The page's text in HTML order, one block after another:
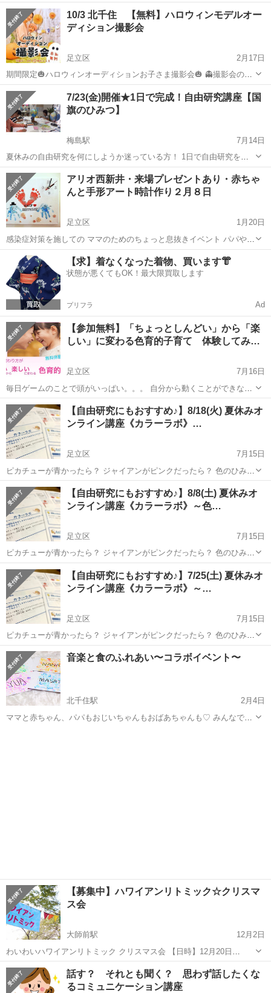
か？ しかも、子どもに限らず実は 大人になったあなたも、 あるんじ
ゃないでしょうか？ この感覚過敏、 別にあることが悪い訳でも ない
ことが良...
東京 足立区 育児 子ども
10/3 北千住 【無料】ハロウィンモデルオー
ディション撮影会
足立区
2月17日
期間限定🎃ハロウィンオーディションお子さま撮影会🎃 👻撮影会の特
徴 ✅オーディションも兼ねた無料の撮影会✨ ✅グランプリはFammの
広告モデルとして映画館CMデビュー！👑 ✅撮影した写真データも約
10枚無料でもら...
東京 育児 撮影会
7/23(金)開催★1日で完成！自由研究講座【国
旗のひみつ】
梅島駅
7月14日
夏休みの自由研究を何にしようか迷っている方！ 1日で自由研究を終
わらせたい方 90分で 世界を身近に感じ国旗博士になれる 色の広が
り・世界の広がり 『国旗のひみつ』 自由研究講座を開催...
東京 足立区 梅島駅 育児 自由研究
アリオ西新井・来場プレゼントあり・赤ちゃ
んと手形アート時計作り２月８日
足立区
1月20日
感染症対策を施しての ママのためのちょっと息抜きイベント パパやお
じいちゃま等への バレンタインのプレゼントとしても 大変よろこばれ
ます ママハピEXPO アリオ西新井 ２月８日（月） イベント開...
東京 育児 アート
【求】着なくなった着物、買います👘
状態が悪くてもOK！最大限買取します
プリフラ Ad
【参加無料】「ちょっとしんどい」から「楽
しい」に変わる色育的子育て 体験してみ…
足立区
7月16日
毎日ゲームのことで頭がいっぱい。。。 自分から動くことができな
い。。。 何度言っても伝わらない。。。 お友だちと仲良くできなかっ
た。。。 すぐに泣いてしまう・あきらめてしまうわが子が。。。...
東京 足立区 育児 こども
【自由研究にもおすすめ♪】8/18(火) 夏休みオ
ンライン講座《カラーラボ》…
足立区
7月15日
ピカチューが青かったら？ ジャイアンがピンクだったら？ 色のひみつ
（色彩心理）を学び、 世界にたったひとつの オリジナルキャラクター
を作り出す講座です。 ◉色って何だ...
東京 足立区 育児 カラー
【自由研究にもおすすめ♪】8/8(土) 夏休みオ
ンライン講座《カラーラボ》～色…
足立区
7月15日
ピカチューが青かったら？ ジャイアンがピンクだったら？ 色のひみつ
（色彩心理）を学び、 世界にたったひとつの オリジナルキャラクター
を作り出す講座です。 ◉色って何だ...
東京 足立区 育児 カラー
【自由研究にもおすすめ♪】7/25(土) 夏休みオ
ンライン講座《カラーラボ》～…
足立区
7月15日
ピカチューが青かったら？ ジャイアンがピンクだったら？ 色のひみつ
（色彩心理）を学び、 世界にたったひとつの オリジナルキャラクター
を作り出す講座です。 ◉色って...
東京 足立区 育児 カラー
音楽と食のふれあい〜コラボイベント〜
北千住駅
2月4日
ママと赤ちゃん、パパもおじいちゃんもおばあちゃんも♡ みんなで楽
【募集中】ハワイアンリトミック☆クリスマ
ス会
大師前駅
12月2日
わいわいハワイアンリトミック クリスマス会 【日時】12月20日
（金） 【時間】10:00〜11:15 【対象】腰座り〜園児とその保護者様
ハワイアンリトミックが初めての方も楽しめる クリスマスイベントで
す🎄 お友達と一緒...
東京 足立区 大師前駅 育児
話す？ それとも聞く？ 思わず話したくな
るコミュニケーション講座